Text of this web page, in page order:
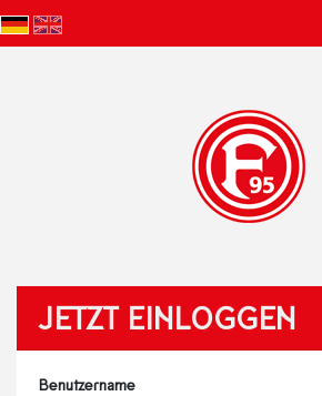
JETZT EINLOGGEN
Benutzername